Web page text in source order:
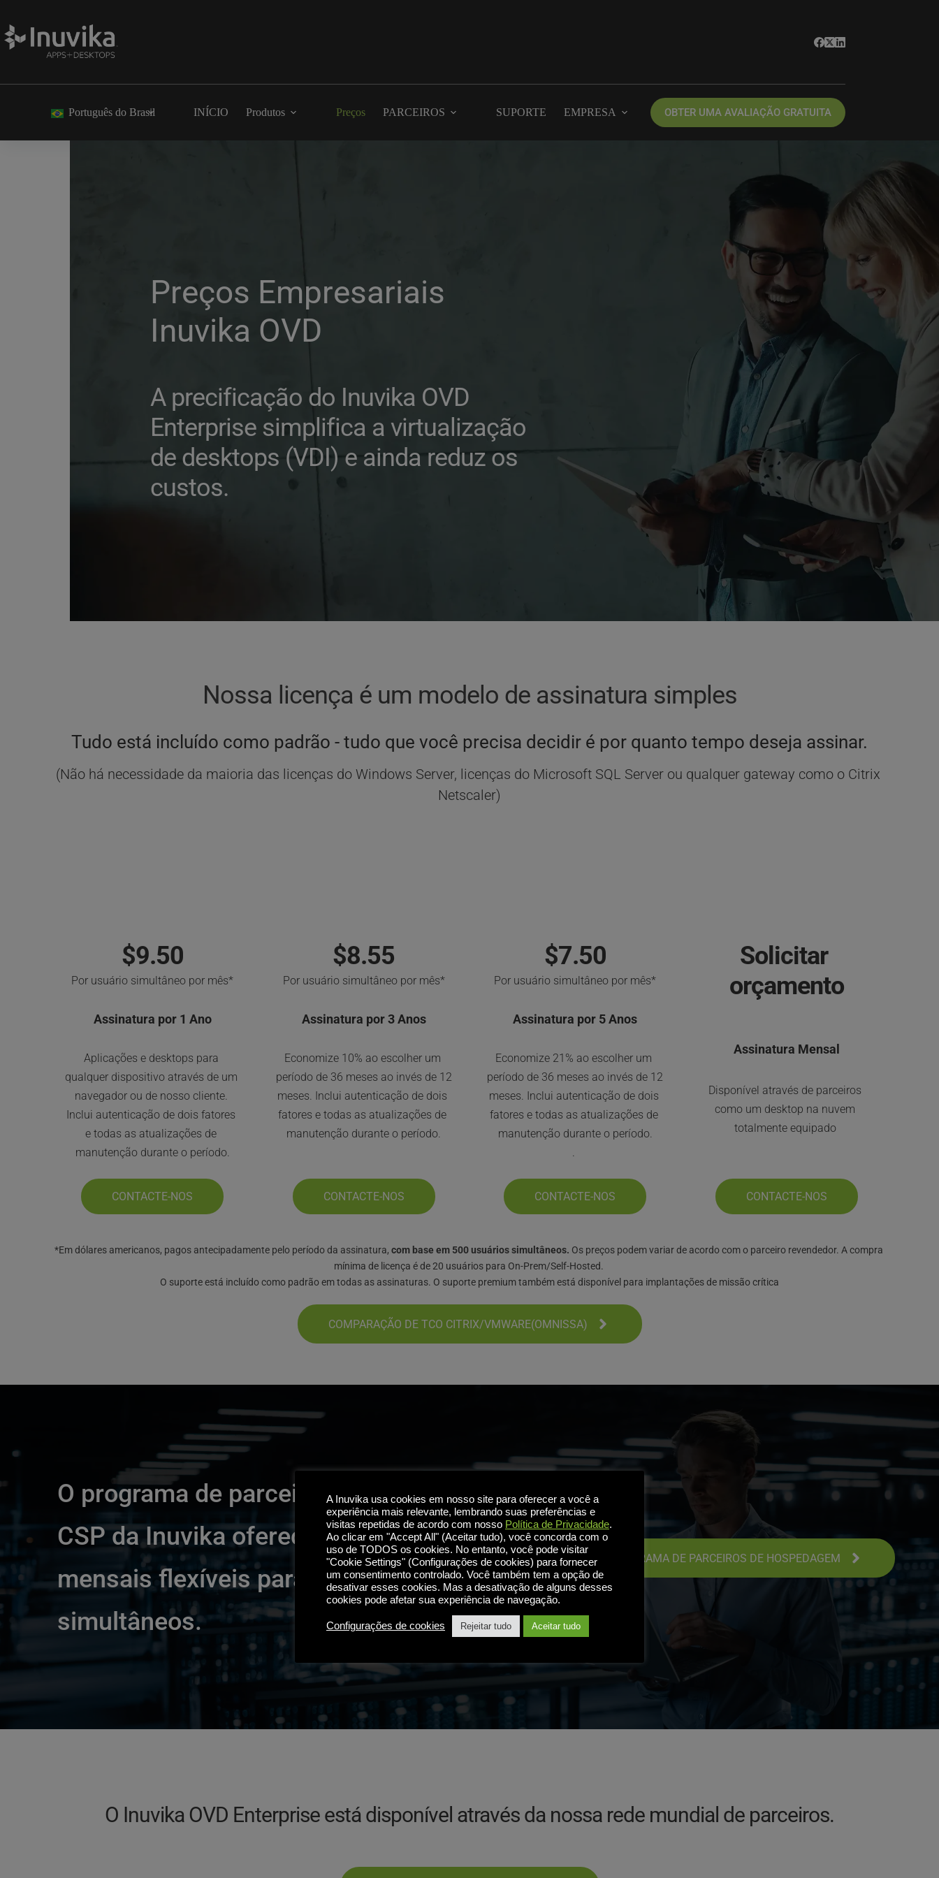
Português do Brasil INÍCIO Produtos Preços PARCEIROS SUPORTE EMPRESA OBTER UMA AVALIAÇÃO GRATUITA
Preços Empresariais
Inuvika OVD
A precificação do Inuvika OVD
Enterprise simplifica a virtualização
de desktops (VDI) e ainda reduz os
custos.
Nossa licença é um modelo de assinatura simples
Tudo está incluído como padrão - tudo que você precisa decidir é por quanto tempo deseja assinar.
(Não há necessidade da maioria das licenças do Windows Server, licenças do Microsoft SQL Server ou qualquer gateway como o Citrix
Netscaler)
$9.50
Por usuário simultâneo por mês*
Assinatura por 1 Ano
Aplicações e desktops para
qualquer dispositivo através de um
navegador ou de nosso cliente.
Inclui autenticação de dois fatores
e todas as atualizações de
manutenção durante o período.
CONTACTE-NOS
$8.55
Por usuário simultâneo por mês*
Assinatura por 3 Anos
Economize 10% ao escolher um
período de 36 meses ao invés de 12
meses. Inclui autenticação de dois
fatores e todas as atualizações de
manutenção durante o período.
CONTACTE-NOS
$7.50
Por usuário simultâneo por mês*
Assinatura por 5 Anos
Economize 21% ao escolher um
período de 36 meses ao invés de 12
meses. Inclui autenticação de dois
fatores e todas as atualizações de
manutenção durante o período.
.
CONTACTE-NOS
Solicitar
orçamento
Assinatura Mensal
Disponível através de parceiros
como um desktop na nuvem
totalmente equipado
CONTACTE-NOS
*Em dólares americanos, pagos antecipadamente pelo período da assinatura, com base em 500 usuários simultâneos. Os preços podem variar de acordo com o parceiro revendedor. A compra
mínima de licença é de 20 usuários para On-Prem/Self-Hosted.
O suporte está incluído como padrão em todas as assinaturas. O suporte premium também está disponível para implantações de missão crítica
COMPARAÇÃO DE TCO CITRIX/VMWARE(OMNISSA)
O programa de parceiros MSP e
CSP da Inuvika oferece preços
mensais flexíveis para usuários
simultâneos.
PARTICIPE DE NOSSO PROGRAMA DE PARCEIROS DE HOSPEDAGEM
O Inuvika OVD Enterprise está disponível através da nossa rede mundial de parceiros.
A Inuvika usa cookies em nosso site para oferecer a você a
experiência mais relevante, lembrando suas preferências e
visitas repetidas de acordo com nosso Política de Privacidade.
Ao clicar em "Accept All" (Aceitar tudo), você concorda com o
uso de TODOS os cookies. No entanto, você pode visitar
"Cookie Settings" (Configurações de cookies) para fornecer
um consentimento controlado. Você também tem a opção de
desativar esses cookies. Mas a desativação de alguns desses
cookies pode afetar sua experiência de navegação.
Configurações de cookies Rejeitar tudo Aceitar tudo